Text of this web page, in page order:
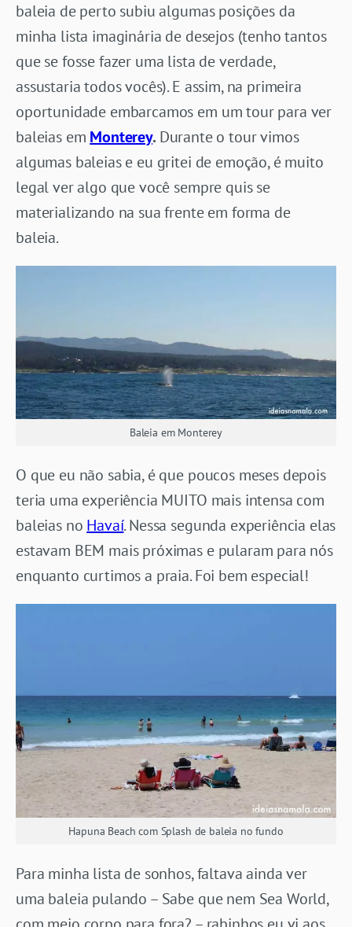
baleia de perto subiu algumas posições da
minha lista imaginária de desejos (tenho tantos
que se fosse fazer uma lista de verdade,
assustaria todos vocês). E assim, na primeira
oportunidade embarcamos em um tour para ver
baleias em Monterey. Durante o tour vimos
algumas baleias e eu gritei de emoção, é muito
legal ver algo que você sempre quis se
materializando na sua frente em forma de
baleia.
Baleia em Monterey
O que eu não sabia, é que poucos meses depois
teria uma experiência MUITO mais intensa com
baleias no Havaí. Nessa segunda experiência elas
estavam BEM mais próximas e pularam para nós
enquanto curtimos a praia. Foi bem especial!
Hapuna Beach com Splash de baleia no fundo
Para minha lista de sonhos, faltava ainda ver
uma baleia pulando – Sabe que nem Sea World,